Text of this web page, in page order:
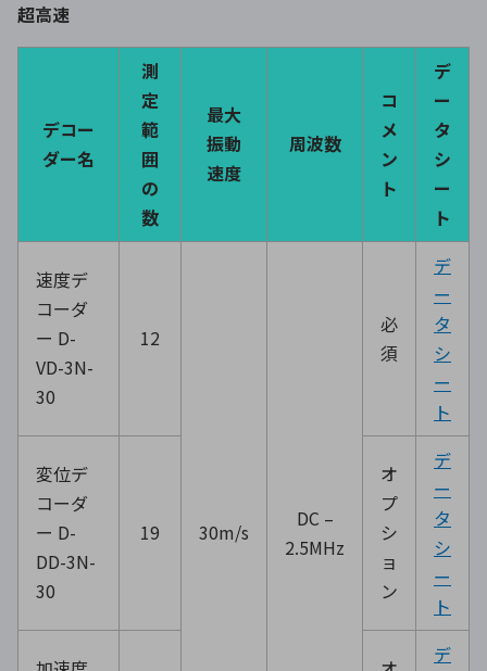
超高速
デコー
ダー名
測
定
範
囲
の
数
最大
振動
速度
周波数
コ
メ
ン
ト
デ
ー
タ
シ
ー
ト
速度デ
コーダ
ー D-
VD-3N-
30
12
30m/s
DC –
2.5MHz
必
須
デ
ー
タ
シ
ー
ト
変位デ
コーダ
ー D-
DD-3N-
30
19
オ
プ
シ
ョ
ン
デ
ー
タ
シ
ー
ト
デ